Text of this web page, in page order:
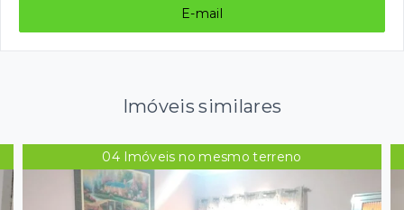
E-mail
Imóveis similares
04 Imóveis no mesmo terreno